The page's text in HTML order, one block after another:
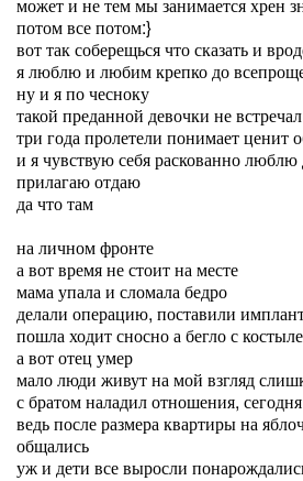
потом все потом:}
вот так соберещься что сказать и
я люблю и любим крепко до
ну и я по чесноку
такой преданной девочки не
три года пролетели понимает ценит
и я чувствую себя раскованно
прилагаю отдаю
да что там
на личном фронте
а вот время не стоит на месте
мама упала и сломала бедро
делали операцию, поставили
пошла ходит сносно а бегло с
а вот отец умер
мало люди живут на мой взгляд
с братом наладил отношения,
ведь после размера квартиры на
общались
уж и дети все выросли